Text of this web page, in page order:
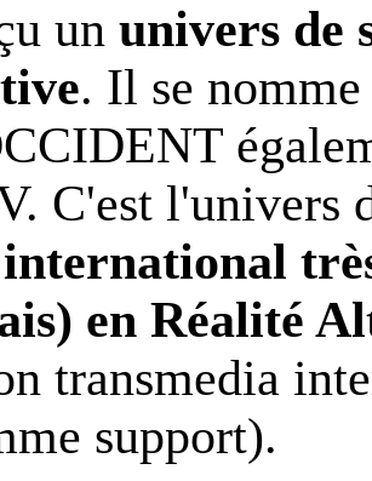
un univers de
. Il se
C'est l'univers
en Réalité
transmedia
support).